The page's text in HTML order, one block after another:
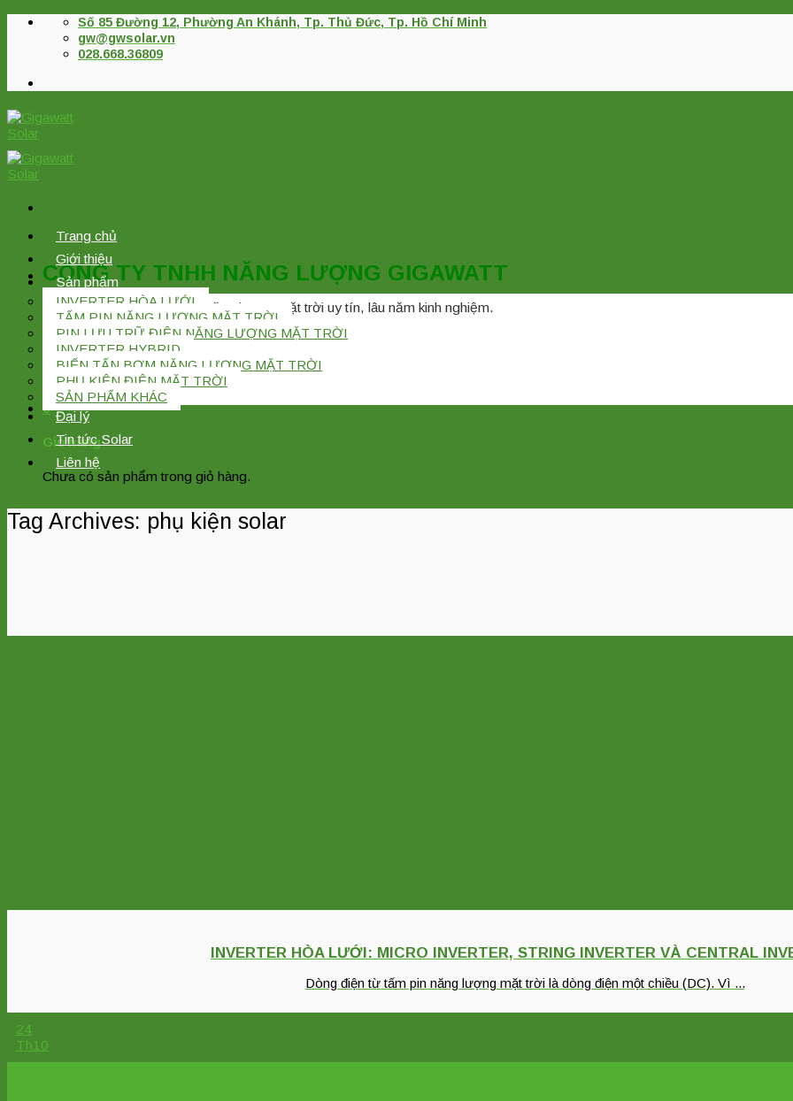
Skip
Số 85 Đường 12, Phường An Khánh, Tp. Thủ Đức, Tp. Hồ Chí Minh
gw@gwsolar.vn
028.668.36809
CÔNG TY TNHH NĂNG LƯỢNG GIGAWATT
Nhà phân phối thiết bị Điện năng lượng mặt trời uy tín, lâu năm kinh nghiệm.
Tìm
kiếm:
0
Giỏ hàng
Chưa có sản phẩm trong giỏ hàng.
Trang chủ
Giới thiệu
Sản phẩm
INVERTER HÒA LƯỚI
TẤM PIN NĂNG LƯỢNG MẶT TRỜI
PIN LƯU TRỮ ĐIỆN NĂNG LƯỢNG MẶT TRỜI
INVERTER HYBRID
BIẾN TẤN BƠM NĂNG LƯỢNG MẶT TRỜI
PHỤ KIỆN ĐIỆN MẶT TRỜI
SẢN PHẨM KHÁC
Đại lý
Tin tức Solar
Liên hệ
Tag Archives: phụ kiện solar
INVERTER HÒA LƯỚI: MICRO INVERTER, STRING INVERTER VÀ CENTRAL
Dòng điện từ tấm pin năng lượng mặt trời là dòng điện một chiều (DC). Vì ...
24
Th10